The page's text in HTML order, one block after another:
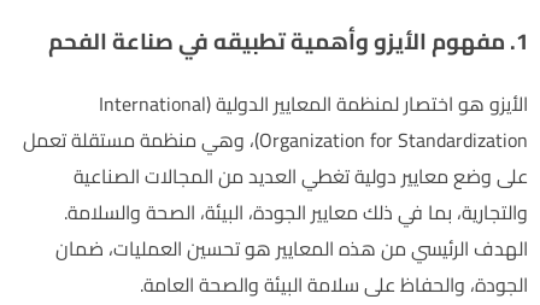
1. مفهوم الأيزو وأهمية تطبيقه في صناعة الفحم
الأيزو هو اختصار لمنظمة المعايير الدولية (International
Organization for Standardization)، وهي منظمة مستقلة تعمل
على وضع معايير دولية تغطي العديد من المجالات الصناعية
والتجارية، بما في ذلك معايير الجودة، البيئة، الصحة والسلامة.
الهدف الرئيسي من هذه المعايير هو تحسين العمليات، ضمان
الجودة، والحفاظ على سلامة البيئة والصحة العامة.